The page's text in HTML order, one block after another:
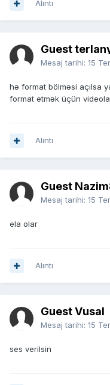
Alıntı
Guest
Mesaj tarihi: 15
hə format bölməsi açılsa
format etmək üçün
Alıntı
Guest
Mesaj tarihi: 15
ela olar
Alıntı
Guest Vusal
Mesaj tarihi: 15
ses verilsin